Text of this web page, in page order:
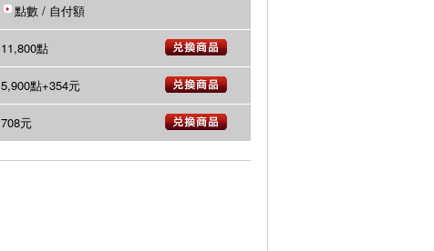
點數 / 自付額
11,800點
5,900點+354元
708元